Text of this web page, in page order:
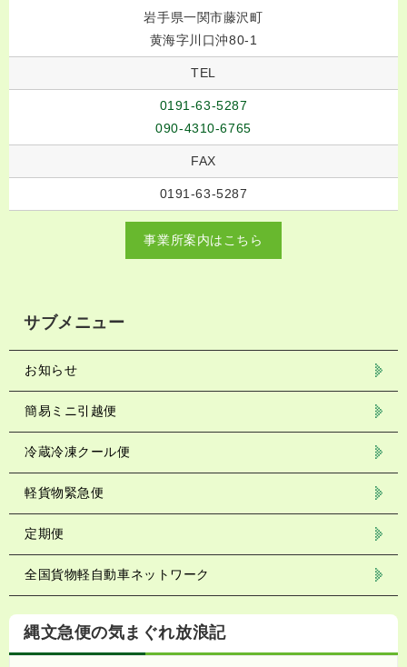
岩手県一関市藤沢町
黄海字川口沖80-1
TEL
0191-63-5287
090-4310-6765
FAX
0191-63-5287
事業所案内はこちら
サブメニュー
お知らせ
簡易ミニ引越便
冷蔵冷凍クール便
軽貨物緊急便
定期便
全国貨物軽自動車ネットワーク
縄文急便の気まぐれ放浪記